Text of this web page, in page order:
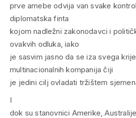
prve amebe odvija van svake
diplomatska finta
kojom nadležni zakonodavci i
ovakvih odluka, iako
je sasvim jasno da se iza svega
multinacionalnih kompanija čiji
je jedini cilj ovladati tržištem
I
dok su stanovnici Amerike,